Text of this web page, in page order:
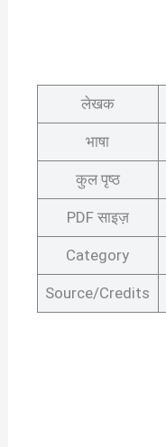
लेखक
भाषा
कुल पृष्ठ
PDF साइज़
Category
Source/Credits